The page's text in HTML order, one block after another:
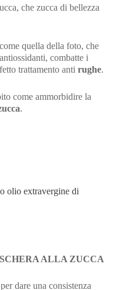
che zucca di bellezza
quella della foto, che
combatte i
trattamento anti rughe.
come ammorbidire la
.
o olio extravergine di
ALLA ZUCCA
dare una consistenza